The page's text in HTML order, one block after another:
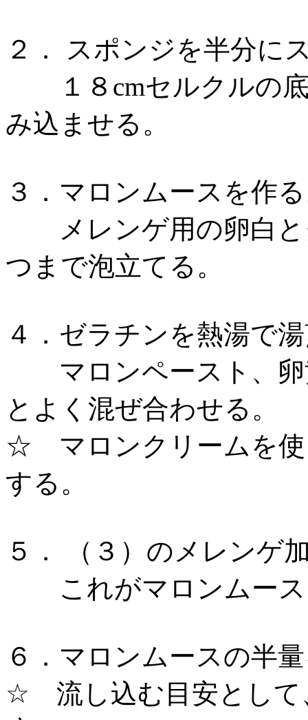
２． スポンジを半分に
１８cmセルクルの底
み込ませる。
３．マロンムースを作
メレンゲ用の卵白と
つまで泡立てる。
４．ゼラチンを熱湯で
マロンペースト、卵
とよく混ぜ合わせる。
☆ マロンクリームを使
する。
５． （３）のメレンゲ
これがマロンムース
６．マロンムースの半
☆ 流し込む目安として